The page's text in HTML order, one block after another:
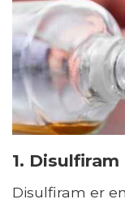
1. Disulfiram
Disulfiram er